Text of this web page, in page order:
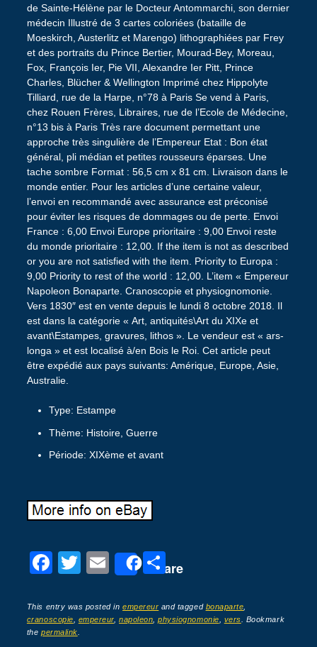
de Sainte-Hélène par le Docteur Antommarchi, son dernier
médecin Illustré de 3 cartes coloriées (bataille de
Moeskirch, Austerlitz et Marengo) lithographiées par Frey
et des portraits du Prince Bertier, Mourad-Bey, Moreau,
Fox, François Ier, Pie VII, Alexandre Ier Pitt, Prince
Charles, Blücher & Wellington Imprimé chez Hippolyte
Tilliard, rue de la Harpe, n°78 à Paris Se vend à Paris,
chez Rouen Frères, Libraires, rue de l’Ecole de Médecine,
n°13 bis à Paris Très rare document permettant une
approche très singulière de l’Empereur Etat : Bon état
général, pli médian et petites rousseurs éparses. Une
tache sombre Format : 56,5 cm x 81 cm. Livraison dans le
monde entier. Pour les articles d’une certaine valeur,
l’envoi en recommandé avec assurance est préconisé
pour éviter les risques de dommages ou de perte. Envoi
France : 6,00 Envoi Europe prioritaire : 9,00 Envoi reste
du monde prioritaire : 12,00. If the item is not as described
or you are not satisfied with the item. Priority to Europa :
9,00 Priority to rest of the world : 12,00. L’item « Empereur
Napoleon Bonaparte. Cranoscopie et physiognomonie.
Vers 1830″ est en vente depuis le lundi 8 octobre 2018. Il
est dans la catégorie « Art, antiquités\Art du XIXe et
avant\Estampes, gravures, lithos ». Le vendeur est « ars-
longa » et est localisé à/en Bois le Roi. Cet article peut
être expédié aux pays suivants: Amérique, Europe, Asie,
Australie.
Type: Estampe
Thème: Histoire, Guerre
Période: XIXème et avant
F
c
e
T
tt
er
E
ail
Share
P
ta
g
This entry was posted inempereur and tagged bonaparte
cranoscopie
empereur,napoleon ,physiognomonie vers . Bookmark
thepermalink